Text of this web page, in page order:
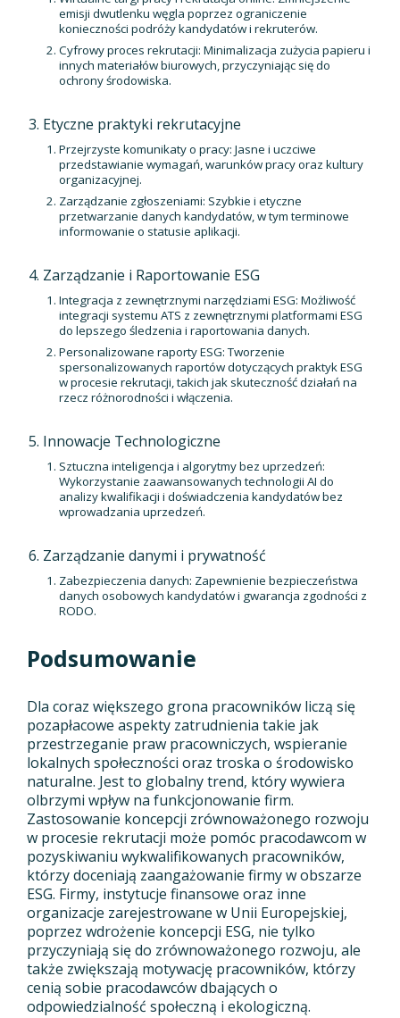
emisji dwutlenku węgla poprzez ograniczenie
konieczności podróży kandydatów i rekruterów.
Cyfrowy proces rekrutacji: Minimalizacja zużycia papieru i
innych materiałów biurowych, przyczyniając się do
ochrony środowiska.
Etyczne praktyki rekrutacyjne
Przejrzyste komunikaty o pracy: Jasne i uczciwe
przedstawianie wymagań, warunków pracy oraz kultury
organizacyjnej.
Zarządzanie zgłoszeniami: Szybkie i etyczne
przetwarzanie danych kandydatów, w tym terminowe
informowanie o statusie aplikacji.
Zarządzanie i Raportowanie ESG
Integracja z zewnętrznymi narzędziami ESG: Możliwość
integracji systemu ATS z zewnętrznymi platformami ESG
do lepszego śledzenia i raportowania danych.
Personalizowane raporty ESG: Tworzenie
spersonalizowanych raportów dotyczących praktyk ESG
w procesie rekrutacji, takich jak skuteczność działań na
rzecz różnorodności i włączenia.
Innowacje Technologiczne
Sztuczna inteligencja i algorytmy bez uprzedzeń:
Wykorzystanie zaawansowanych technologii AI do
analizy kwalifikacji i doświadczenia kandydatów bez
wprowadzania uprzedzeń.
Zarządzanie danymi i prywatność
Zabezpieczenia danych: Zapewnienie bezpieczeństwa
danych osobowych kandydatów i gwarancja zgodności z
RODO.
Podsumowanie
Dla coraz większego grona pracowników liczą się
pozapłacowe aspekty zatrudnienia takie jak
przestrzeganie praw pracowniczych, wspieranie
lokalnych społeczności oraz troska o środowisko
naturalne. Jest to globalny trend, który wywiera
olbrzymi wpływ na funkcjonowanie firm.
Zastosowanie koncepcji zrównoważonego rozwoju
w procesie rekrutacji może pomóc pracodawcom w
pozyskiwaniu wykwalifikowanych pracowników,
którzy doceniają zaangażowanie firmy w obszarze
ESG. Firmy, instytucje finansowe oraz inne
organizacje zarejestrowane w Unii Europejskiej,
poprzez wdrożenie koncepcji ESG, nie tylko
przyczyniają się do zrównoważonego rozwoju, ale
także zwiększają motywację pracowników, którzy
cenią sobie pracodawców dbających o
odpowiedzialność społeczną i ekologiczną.